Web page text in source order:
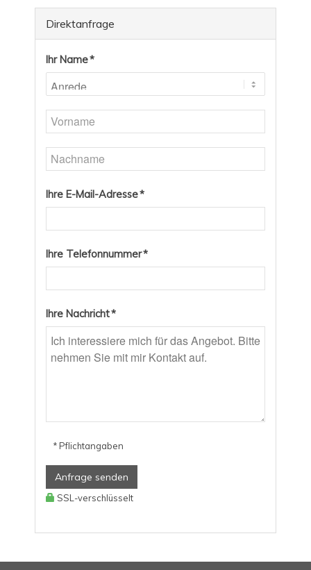
Direktanfrage
Ihr Name *
Ihre E-Mail-Adresse *
Ihre Telefonnummer *
Ihre Nachricht *
* Pflichtangaben
Anfrage senden
SSL-verschlüsselt